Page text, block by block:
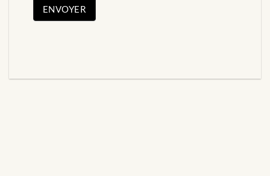
ENVOYER